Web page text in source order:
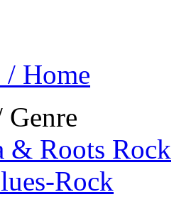
/ Home
& Roots Rock
Rock